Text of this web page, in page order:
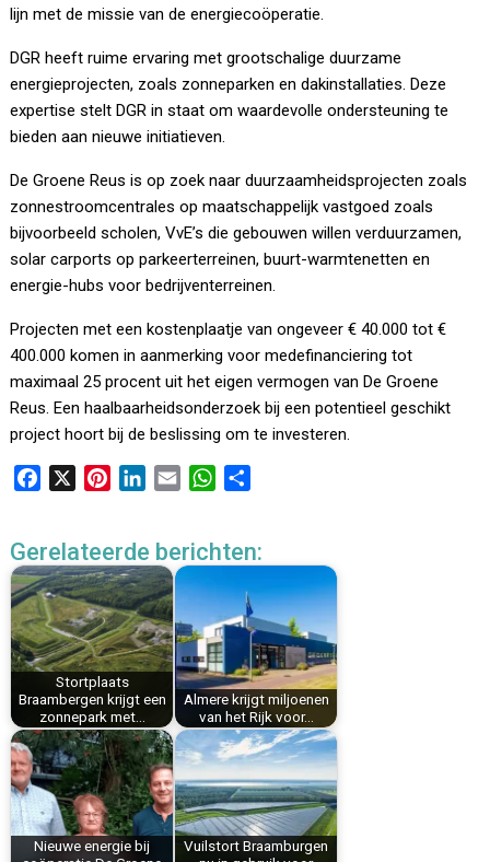
lijn met de missie van de energiecoöperatie.
DGR heeft ruime ervaring met grootschalige duurzame
energieprojecten, zoals zonneparken en dakinstallaties. Deze
expertise stelt DGR in staat om waardevolle ondersteuning te
bieden aan nieuwe initiatieven.
De Groene Reus is op zoek naar duurzaamheidsprojecten zoals
zonnestroomcentrales op maatschappelijk vastgoed zoals
bijvoorbeeld scholen, VvE’s die gebouwen willen verduurzamen,
solar carports op parkeerterreinen, buurt-warmtenetten en
energie-hubs voor bedrijventerreinen.
Projecten met een kostenplaatje van ongeveer € 40.000 tot €
400.000 komen in aanmerking voor medefinanciering tot
maximaal 25 procent uit het eigen vermogen van De Groene
Reus. Een haalbaarheidsonderzoek bij een potentieel geschikt
project hoort bij de beslissing om te investeren.
e
b
o
o
k
t
e
r
e
s
t
k
e
d
I
n
i
l
W
t
A
p
p
e
Gerelateerde berichten:
Stortplaats
Braambergen krijgt een
zonnepark met…
Almere krijgt miljoenen
van het Rijk voor…
Nieuwe energie bij
Vuilstort Braamburgen